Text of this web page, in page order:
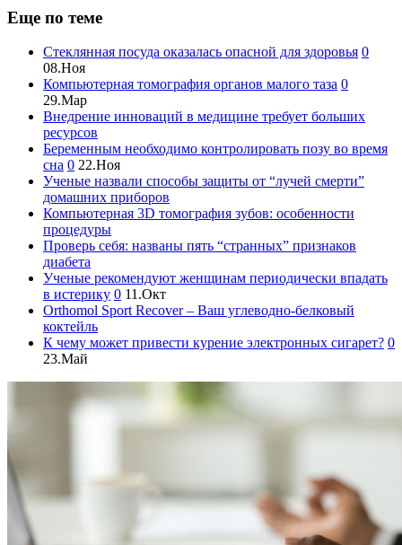
Еще по теме
Стеклянная посуда оказалась опасной для здоровья 0
08.Ноя
Компьютерная томография органов малого таза 0
29.Мар
Внедрение инноваций в медицине требует больших
ресурсов
Беременным необходимо контролировать позу во время
сна 0 22.Ноя
Ученые назвали способы защиты от “лучей смерти”
домашних приборов
Компьютерная 3D томография зубов: особенности
процедуры
Проверь себя: названы пять “странных” признаков
диабета
Ученые рекомендуют женщинам периодически впадать
в истерику 0 11.Окт
Orthomol Sport Recover – Ваш углеводно-белковый
коктейль
К чему может привести курение электронных сигарет? 0
23.Май